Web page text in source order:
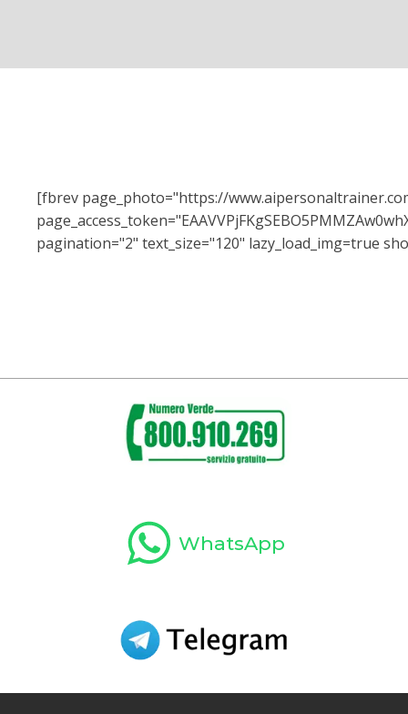
[fbrev page_photo="https://
pagination="2" text_size="120" lazy_load_img=true
WhatsApp